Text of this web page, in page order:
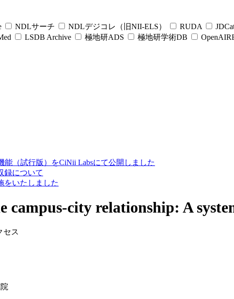
NDLサーチ NDLデジコレ（旧NII-ELS） RUDA
LSDB Archive 極地研ADS 極地研学術DB
能（試行版）をCiNii Labsにて公開しました
録について
をいたしました
campus-city relationship: A
セス